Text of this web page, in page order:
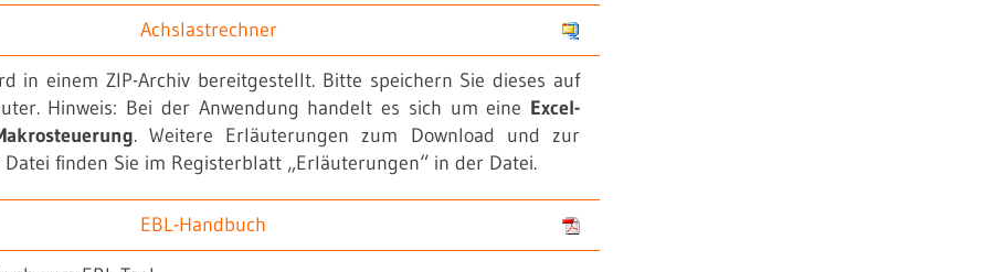
Achslastrechner
in einem ZIP-Archiv bereitgestellt. Bitte speichern Sie dieses auf
Hinweis: Bei der Anwendung handelt es sich um eine Excel-
. Weitere Erläuterungen zum Download und zur
finden Sie im Registerblatt „Erläuterungen“ in der Datei.
EBL-Handbuch